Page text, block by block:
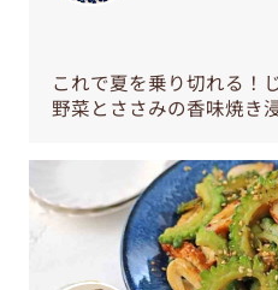
これで夏を乗り切れる！
野菜とささみの香味焼き浸